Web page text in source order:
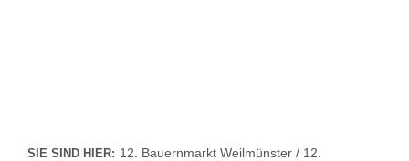
SIE SIND HIER: 12. Bauernmarkt Weilmünster / 12.